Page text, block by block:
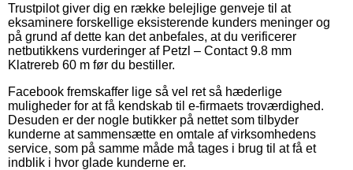
Trustpilot giver dig en række belejlige genveje til at
eksaminere forskellige eksisterende kunders meninger og
på grund af dette kan det anbefales, at du verificerer
netbutikkens vurderinger af Petzl – Contact 9.8 mm
Klatrereb 60 m før du bestiller.
Facebook fremskaffer lige så vel ret så hæderlige
muligheder for at få kendskab til e-firmaets troværdighed.
Desuden er der nogle butikker på nettet som tilbyder
kunderne at sammensætte en omtale af virksomhedens
service, som på samme måde må tages i brug til at få et
indblik i hvor glade kunderne er.